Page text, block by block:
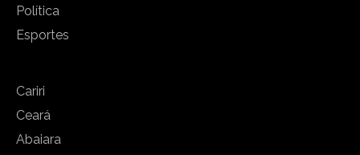
Política
Esportes
Cariri
Ceará
Abaiara